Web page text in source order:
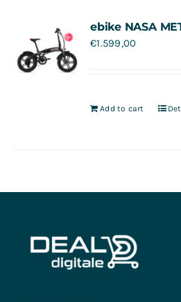
ebike NASA
€1.599,00
Add to cart